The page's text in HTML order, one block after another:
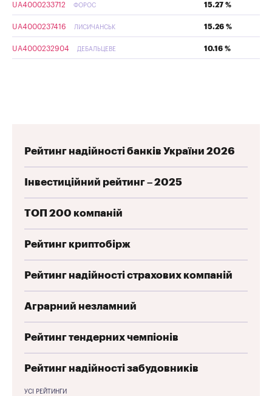
UA4000233712 ФОРОС 15.27 %
UA4000237416 ЛИСИЧАНСЬК 15.26 %
UA4000232904 ДЕБАЛЬЦЕВЕ 10.16 %
Рейтинг надійності банків України 2026
Інвестиційний рейтинг – 2025
ТОП 200 компаній
Рейтинг криптобірж
Рейтинг надійності страхових компаній
Аграрний незламний
Рейтинг тендерних чемпіонів
Рейтинг надійності забудовників
УСІ РЕЙТИНГИ